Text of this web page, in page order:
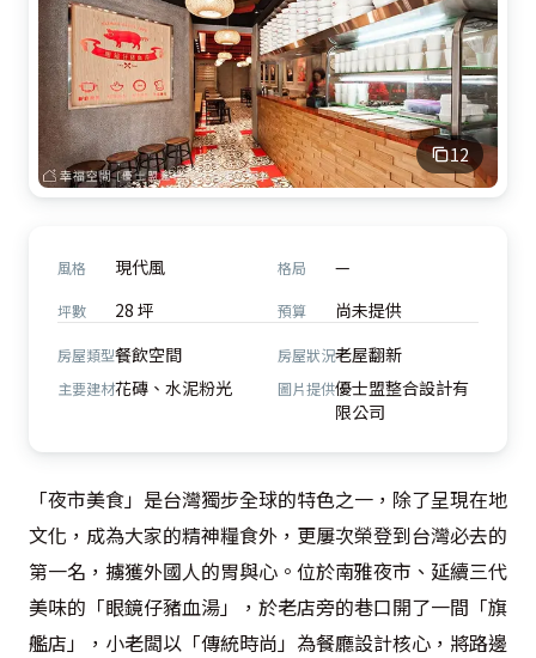
12
風格 現代風 格局 —
坪數 28 坪 預算 尚未提供
房屋類型餐飲空間 房屋狀況老屋翻新
主要建材花磚、水泥粉光 圖片提供優士盟整合設計有
限公司
「夜市美食」是台灣獨步全球的特色之一，除了呈現在地
文化，成為大家的精神糧食外，更屢次榮登到台灣必去的
第一名，擄獲外國人的胃與心。位於南雅夜市、延續三代
美味的「眼鏡仔豬血湯」，於老店旁的巷口開了一間「旗
艦店」，小老闆以「傳統時尚」為餐廳設計核心，將路邊